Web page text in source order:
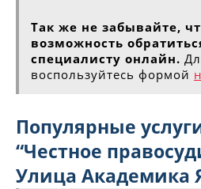
Так же не забывайте,
возможность
специалисту онлайн.
воспользуйтесь формой
Популярные
“Честное
Улица Академика